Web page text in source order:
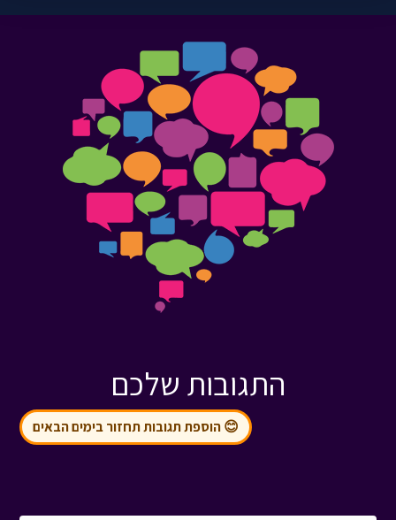
התגובות שלכם
😊 הוספת תגובות תחזור בימים הבאים